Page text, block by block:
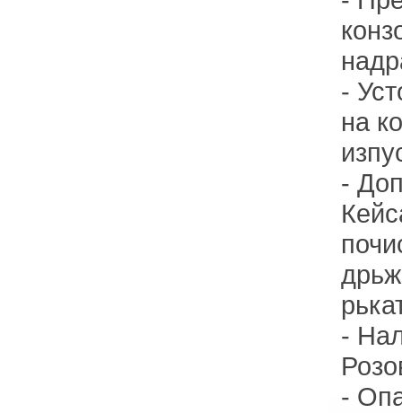
-
на
-
-
-